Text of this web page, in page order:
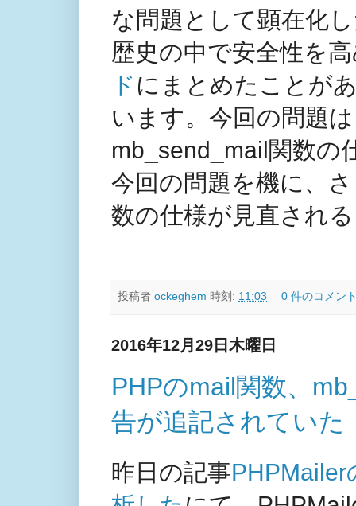
な問題として顕在化
歴史の中で安全性を
ド にまとめたことが
います。今回の問題
mb_send_mail関数の
今回の問題を機に、
数の仕様が見直され
投稿者 ockeghem 時刻: 11:03 0 件のコメン
2016年12月29日木曜日
PHPのmail関数、
告が追記されていた
昨日の記事PHPMailer